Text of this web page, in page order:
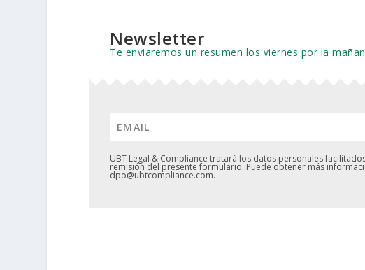
Newsletter
Te enviaremos un resumen los viernes por la
UBT Legal & Compliance tratará los datos personales
remisión del presente formulario. Puede obtener más
dpo@ubtcompliance.com.